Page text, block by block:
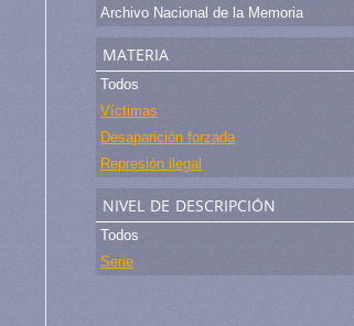
Archivo Nacional de la Memoria
materia
Todos
Víctimas
Desaparición forzada
Represión ilegal
nivel de descripción
Todos
Serie